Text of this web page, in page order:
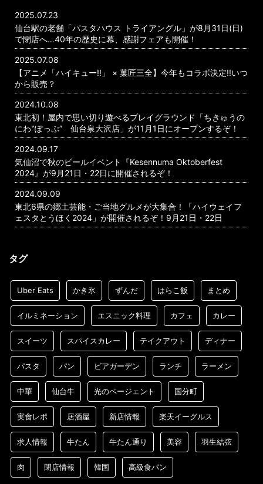
2025.07.23
仙台駅の老舗「パスタハウス トライアングル」が8月31日(日)
で閉店へ…40年の歴史に幕、感謝フェアも開催！
2025.07.08
【アニメ「ハイキュー!!」 × 菓匠三全】今年もコラボ決定!!いつ
から販売？
2024.10.08
東北初！屋内で思い切り遊べるプレイグラウンド「ちきゅうの
にわ‟ぽっぷ” 仙台泉大沢店」が11月1日にオープンするぞ！
2024.09.17
気仙沼で秋のビールイベント『Kesennuma Oktoberfest
2024』が9月21日・22日に開催されるぞ！
2024.09.09
東北6県の郷土芸能・ご当地グルメが大集合！「ハイウェイフ
ェスタとうほく2024」が開催されるぞ！9月21日・22日
タグ
Uber Eats かき氷 ずんだ はらこ飯 まとめ
イルミネーション エスニック料理 カフェ カレー
スイーツ スパイスカレー テイクアウト ディナー
パスタ パン ビアガーデン ランチ ラーメン
中華 仙台牛 光のページェント 国分町
実食レポ 居酒屋 新店情報 楽天イーグルス
求人情報 牛たん 牛たん通り 美容 羽生結弦
肉 閉店情報 韓国 高級食パン